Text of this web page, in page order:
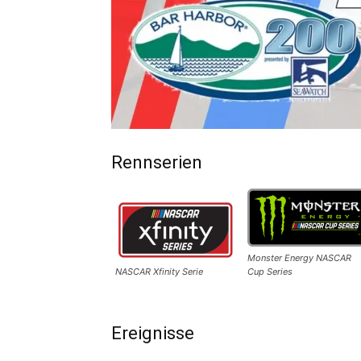
Rennserien
NASCAR Xfinity Serie
Monster Energy NASCAR
Cup Series
Ereignisse